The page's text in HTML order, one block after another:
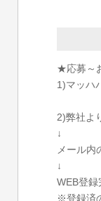
★応募～
1)マッハ
2)弊社よ
↓
メール内
↓
WEB登録
※登録済